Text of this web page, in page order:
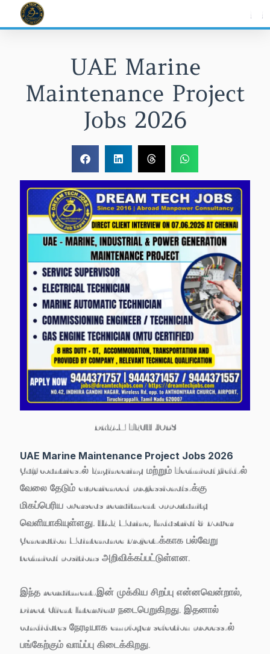
UAE Marine
Maintenance Project
Jobs 2026
DREAM TECH JOBS
UAE Marine Maintenance Project Jobs 2026
Gulf countries-ல் Engineering மற்றும் Technical field-ல்
வேலை தேடும் experienced professionals-க்கு
மிகப்பெரிய overseas recruitment opportunity
வெளியாகியுள்ளது. UAE Marine, Industrial & Power
Generation Maintenance Project-க்காக பல்வேறு
technical positions அறிவிக்கப்பட்டுள்ளன.
இந்த recruitment-இன் முக்கிய சிறப்பு என்னவென்றால்,
Direct Client Interview நடைபெறுகிறது. இதனால்
candidates நேரடியாக employer selection process-ல்
பங்கேற்கும் வாய்ப்பு கிடைக்கிறது.